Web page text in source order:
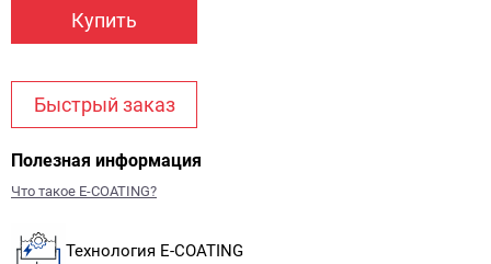
Купить
Быстрый заказ
Полезная информация
Что такое E-COATING?
Технология E-COATING